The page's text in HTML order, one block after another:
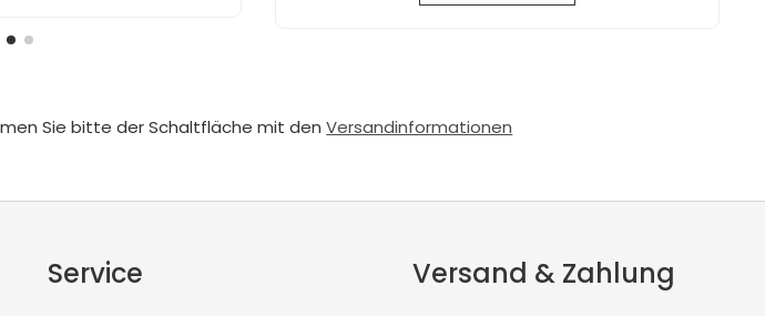
Sie bitte der Schaltfläche mit denVersandinformationen
Service Versand & Zahlung